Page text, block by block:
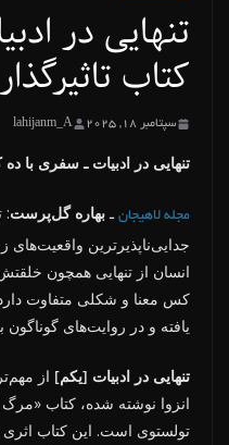
تنهایی در
کتاب تاثیرگذار
سپتامبر 18, 2025 lahijanm_A
تنهایی در ادبیات ـ سفری با ده
مجله لاهیجان ـبهاره گل‌پرست:
جدایی‌ناپذیرترین
انسان از تنهایی همچون
کس معنا و شکلی متفاوت دارد.
یافته و در روایت‌های
تنهایی در ادبیات [یکم] از
انزوا نوشته شده، کتاب «مرگ
تولستوی است. این کتاب